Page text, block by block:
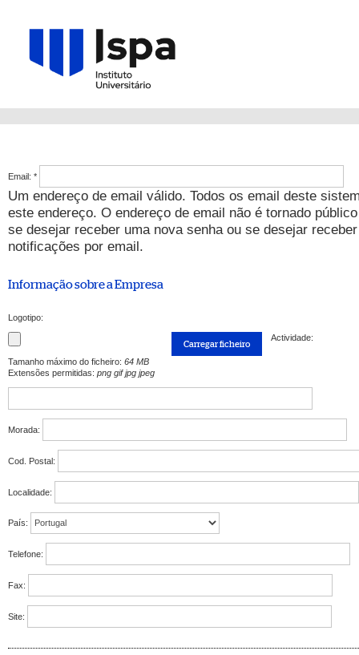
Email: *
Um endereço de email válido. Todos os email deste
este endereço. O endereço de email não é tornado
se desejar receber uma nova senha ou se desejar
notificações por email.
Informação sobre a Empresa
Logotipo:
Tamanho máximo do ficheiro: 64 MB
Extensões permitidas: png gif jpg jpeg
Actividade:
Morada:
Cod. Postal:
Localidade:
País:
Telefone:
Fax:
Site: